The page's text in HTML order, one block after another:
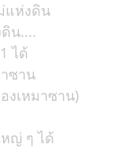
แห่งดิน
น....
ได้
ซาน
งเหมาซาน)
ญ่ ๆ ได้